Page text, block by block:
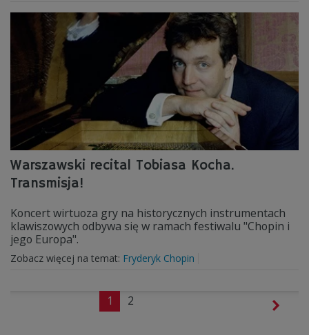
Warszawski recital Tobiasa Kocha.
Transmisja!
Koncert wirtuoza gry na historycznych instrumentach
klawiszowych odbywa się w ramach festiwalu "Chopin i
jego Europa".
Zobacz więcej na temat: Fryderyk Chopin
1 2